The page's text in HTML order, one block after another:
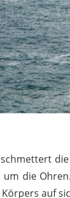
die
auf